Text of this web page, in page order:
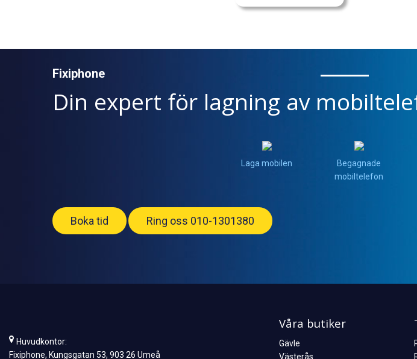
Fixiphone
Din expert för lagning av
Laga mobilen
Begagnade
mobiltelefon
Boka tid Ring oss 010-1301380
Huvudkontor:
Fixiphone, Kungsgatan 53, 903 26 Umeå
Våra butiker
Gävle
Västerås